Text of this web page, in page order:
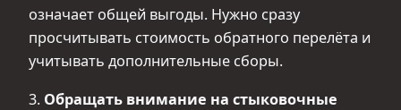
означает общей выгоды. Нужно сразу
просчитывать стоимость обратного перелёта и
учитывать дополнительные сборы.
3. Обращать внимание на стыковочные